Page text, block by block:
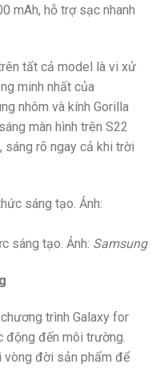
mAh, hỗ trợ sạc nhanh
tất cả model là vi xử
minh nhất của
nhôm và kính Gorilla
màn hình trên S22
rõ ngay cả khi trời
sáng tạo. Ảnh: Samsung
trình Galaxy for
đến môi trường.
vòng đời sản phẩm để